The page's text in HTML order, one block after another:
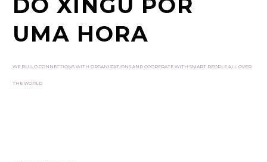
DO XINGU POR
UMA HORA
WE BUILD CONNECTIONS WITH ORGANIZATIONS AND COOPERATE WITH SMART PEOPLE ALL OVER
THE WORLD